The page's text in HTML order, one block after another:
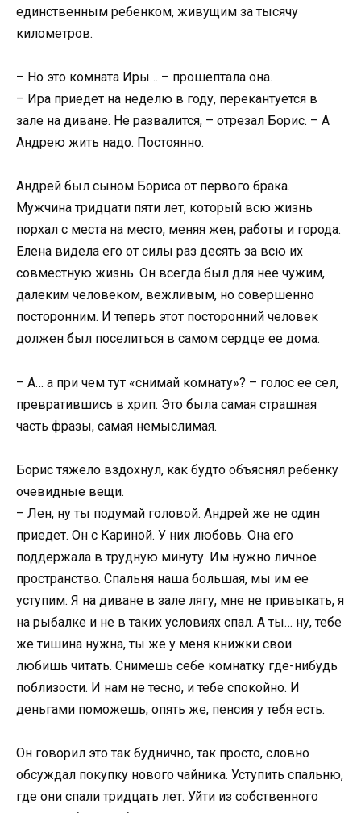
единственным ребенком, живущим за тысячу
километров.
– Но это комната Иры… – прошептала она.
– Ира приедет на неделю в году, перекантуется в
зале на диване. Не развалится, – отрезал Борис. – А
Андрею жить надо. Постоянно.
Андрей был сыном Бориса от первого брака.
Мужчина тридцати пяти лет, который всю жизнь
порхал с места на место, меняя жен, работы и города.
Елена видела его от силы раз десять за всю их
совместную жизнь. Он всегда был для нее чужим,
далеким человеком, вежливым, но совершенно
посторонним. И теперь этот посторонний человек
должен был поселиться в самом сердце ее дома.
– А… а при чем тут «снимай комнату»? – голос ее сел,
превратившись в хрип. Это была самая страшная
часть фразы, самая немыслимая.
Борис тяжело вздохнул, как будто объяснял ребенку
очевидные вещи.
– Лен, ну ты подумай головой. Андрей же не один
приедет. Он с Кариной. У них любовь. Она его
поддержала в трудную минуту. Им нужно личное
пространство. Спальня наша большая, мы им ее
уступим. Я на диване в зале лягу, мне не привыкать, я
на рыбалке и не в таких условиях спал. А ты… ну, тебе
же тишина нужна, ты же у меня книжки свои
любишь читать. Снимешь себе комнатку где-нибудь
поблизости. И нам не тесно, и тебе спокойно. И
деньгами поможешь, опять же, пенсия у тебя есть.
Он говорил это так буднично, так просто, словно
обсуждал покупку нового чайника. Уступить спальню,
где они спали тридцать лет. Уйти из собственного